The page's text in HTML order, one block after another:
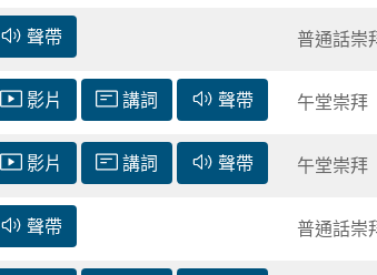
聲帶 普通話崇
影片 講詞 聲帶 午堂崇拜
影片 講詞 聲帶 午堂崇拜
聲帶 普通話崇